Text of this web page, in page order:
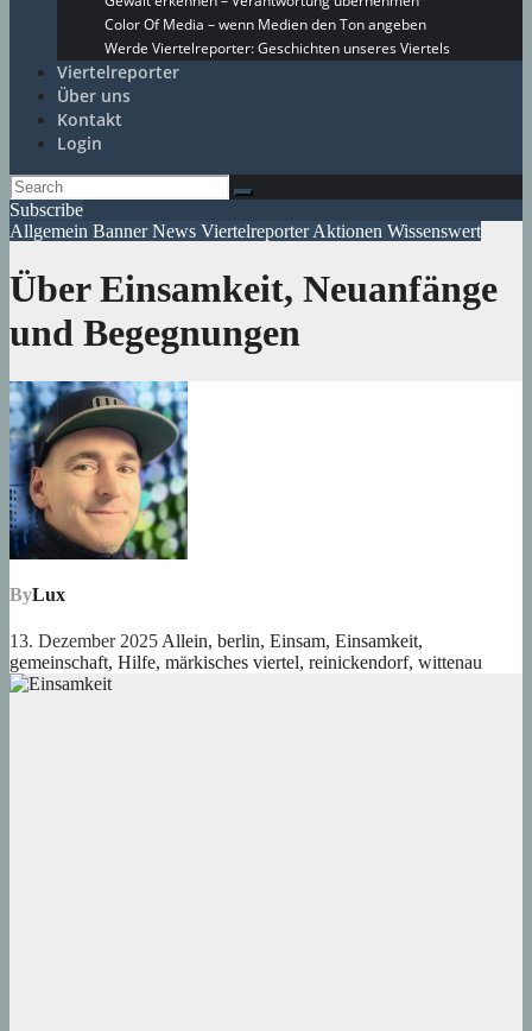
Color Of Media – wenn Medien den Ton angeben
Werde Viertelreporter: Geschichten unseres Viertels
Viertelreporter
Über uns
Kontakt
Login
Subscribe
Allgemein BannerNews Viertelreporter Aktionen Wissenswert
Über Einsamkeit, Neuanfänge
und Begegnungen
ByLux
13. Dezember 2025Allein, berlin, Einsam, Einsamkeit,
gemeinschaft, Hilfe, märkisches viertel, reinickendorf, wittenau